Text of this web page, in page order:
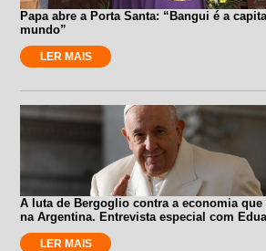
Papa abre a Porta Santa: “Bangui é a
mundo”
LER MAIS
A luta de Bergoglio contra a economia que
na Argentina. Entrevista especial com
LER MAIS